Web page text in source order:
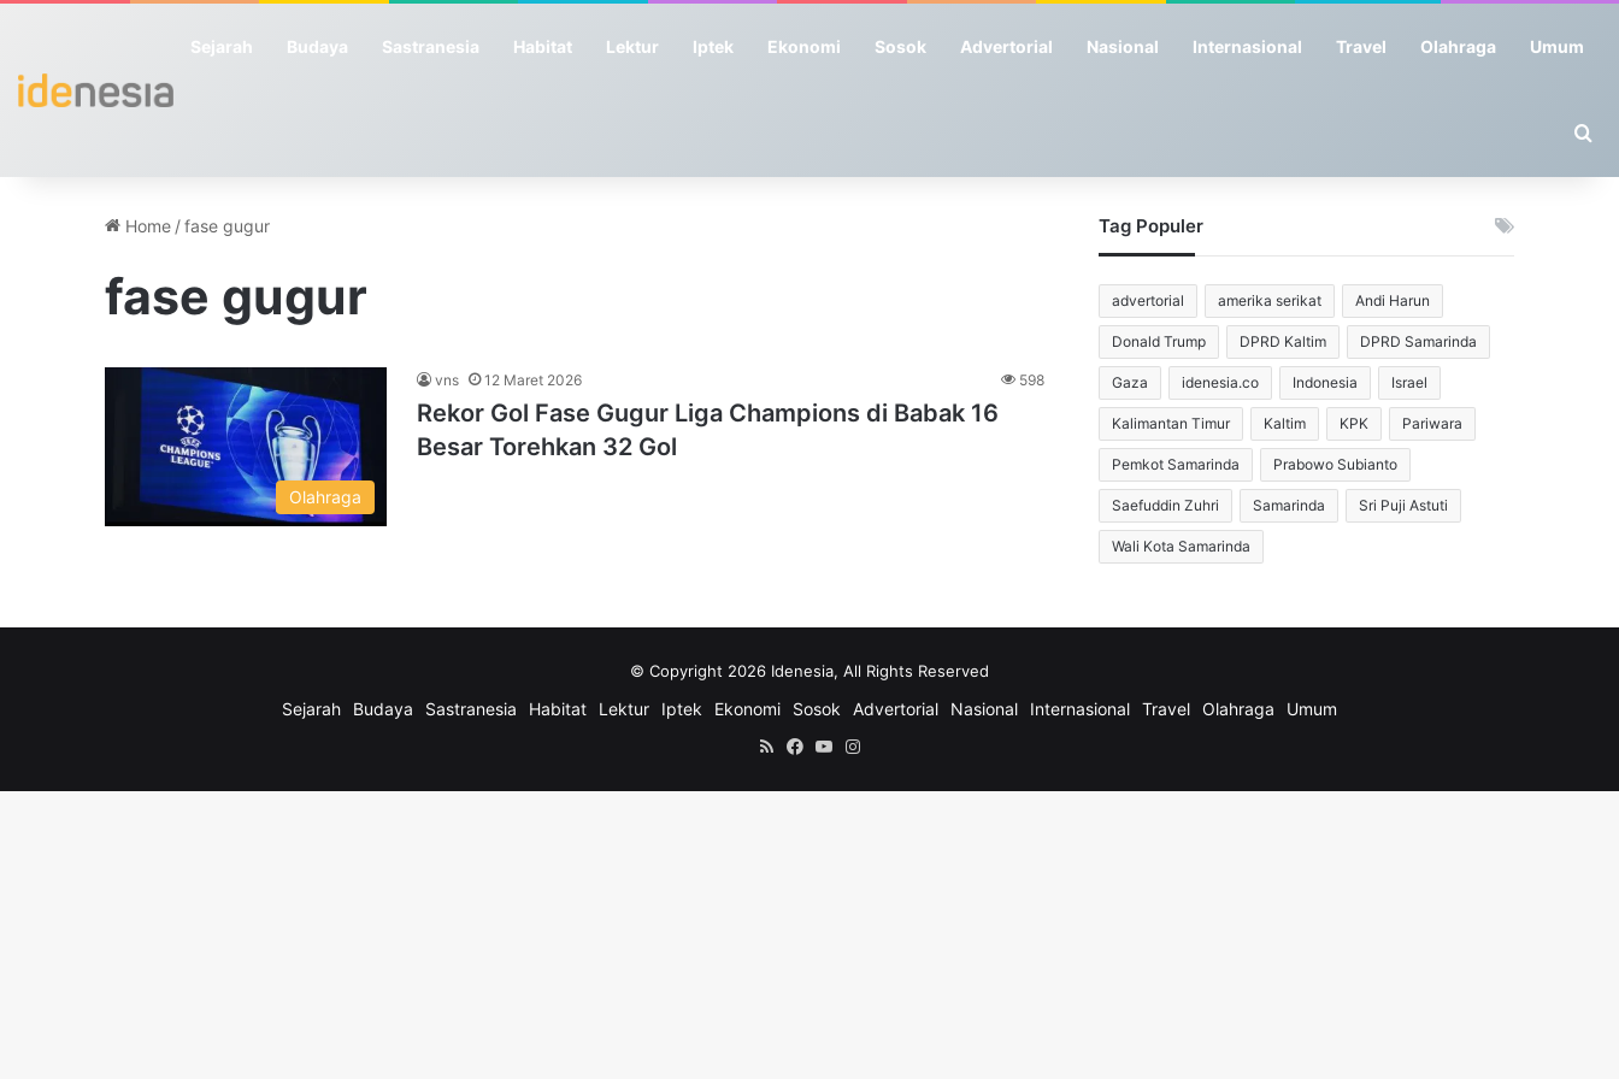
Sejarah Budaya Sastranesia Habitat Lektur Iptek Ekonomi Sosok Advertorial Nasional Internasional Travel Olahraga Umum
Home /fase gugur
fase gugur
Olahraga
vns 12 Maret 2026 598
Rekor Gol Fase Gugur Liga Champions di Babak 16
Besar Torehkan 32 Gol
Tag Populer
advertorial amerika serikat Andi Harun
Donald Trump DPRD Kaltim DPRD Samarinda
Gaza idenesia.co Indonesia Israel
Kalimantan Timur Kaltim KPK Pariwara
Pemkot Samarinda Prabowo Subianto
Saefuddin Zuhri Samarinda Sri Puji Astuti
Wali Kota Samarinda
© Copyright 2026 Idenesia, All Rights Reserved
Sejarah Budaya Sastranesia Habitat Lektur Iptek Ekonomi Sosok Advertorial Nasional Internasional Travel Olahraga
Umum
RSS Facebook
YouTube